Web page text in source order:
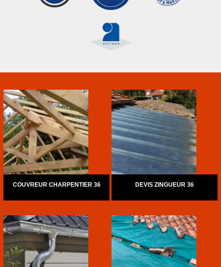
COUVREUR CHARPENTIER 36 DEVIS ZINGUEUR 36